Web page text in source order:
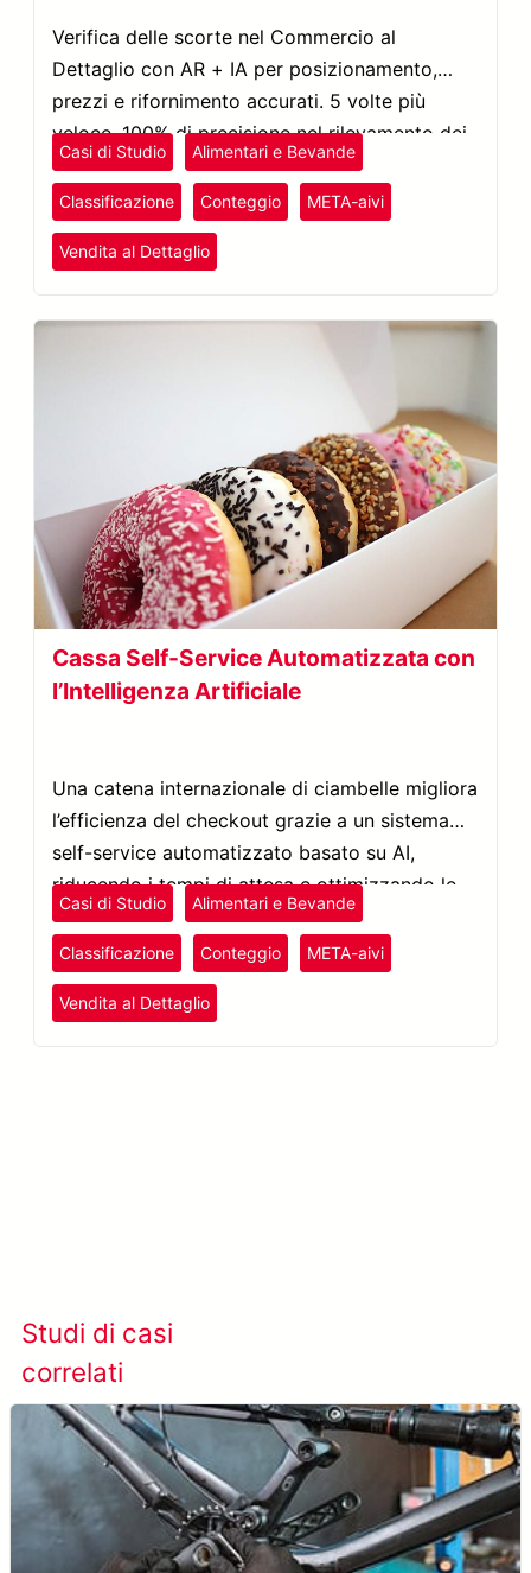
Verifica delle scorte nel Commercio al
Dettaglio con AR + IA per posizionamento,
prezzi e rifornimento accurati. 5 volte più
veloce, 100% di precisione nel rilevamento dei
prodotti. Esplora il caso di studio.
Casi di Studio Alimentari e Bevande
Classificazione Conteggio META-aivi
Vendita al Dettaglio
Cassa Self-Service Automatizzata con
l’Intelligenza Artificiale
Una catena internazionale di ciambelle migliora
l’efficienza del checkout grazie a un sistema
self-service automatizzato basato su AI,
riducendo i tempi di attesa e ottimizzando le
operazioni in negozio.
Casi di Studio Alimentari e Bevande
Classificazione Conteggio META-aivi
Vendita al Dettaglio
Studi di casi
correlati